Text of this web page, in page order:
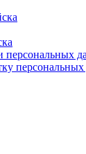
персональных